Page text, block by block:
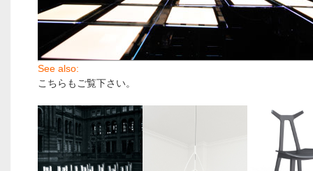
See also:
こちらもご覧下さい。